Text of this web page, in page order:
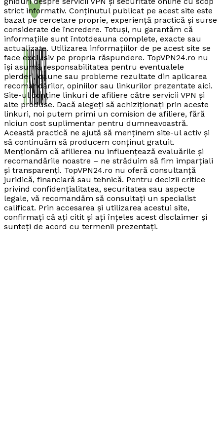
strict informativ. Conținutul publicat pe acest site este
bazat pe cercetare proprie, experiență practică și surse
considerate de încredere. Totuși, nu garantăm că
informațiile sunt întotdeauna complete, exacte sau
actualizate. Utilizarea informațiilor de pe acest site se
face exclusiv pe propria răspundere. TopVPN24.ro nu
își asumă responsabilitatea pentru eventualele
pierderi, daune sau probleme rezultate din aplicarea
recomandărilor, opiniilor sau linkurilor prezentate aici.
Site-ul conține linkuri de afiliere către servicii VPN și
alte produse. Dacă alegeți să achiziționați prin aceste
linkuri, noi putem primi un comision de afiliere, fără
niciun cost suplimentar pentru dumneavoastră.
Această practică ne ajută să menținem site-ul activ și
să continuăm să producem conținut gratuit.
Menționăm că afilierea nu influențează evaluările și
recomandările noastre – ne străduim să fim imparțiali
și transparenți. TopVPN24.ro nu oferă consultanță
juridică, financiară sau tehnică. Pentru decizii critice
privind confidențialitatea, securitatea sau aspecte
legale, vă recomandăm să consultați un specialist
calificat. Prin accesarea și utilizarea acestui site,
confirmați că ați citit și ați înțeles acest disclaimer și
sunteți de acord cu termenii prezentați.